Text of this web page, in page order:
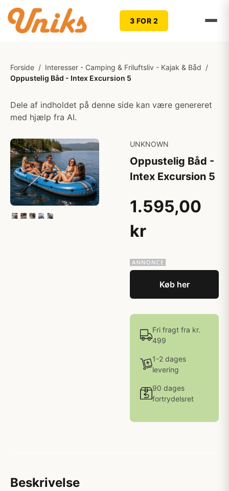
3 FOR 2
Forside / Interesser - Camping & Friluftsliv - Kajak & Båd /
Oppustelig Båd - Intex Excursion 5
Dele af indholdet på denne side kan være genereret
med hjælp fra AI.
UNKNOWN
Oppustelig Båd -
Intex Excursion 5
1.595,00
kr
Køb her
Fri fragt fra kr.
499
1-2 dages
levering
90 dages
fortrydelsret
Beskrivelse